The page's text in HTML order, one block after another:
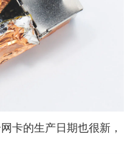
卡的生产日期也很新，